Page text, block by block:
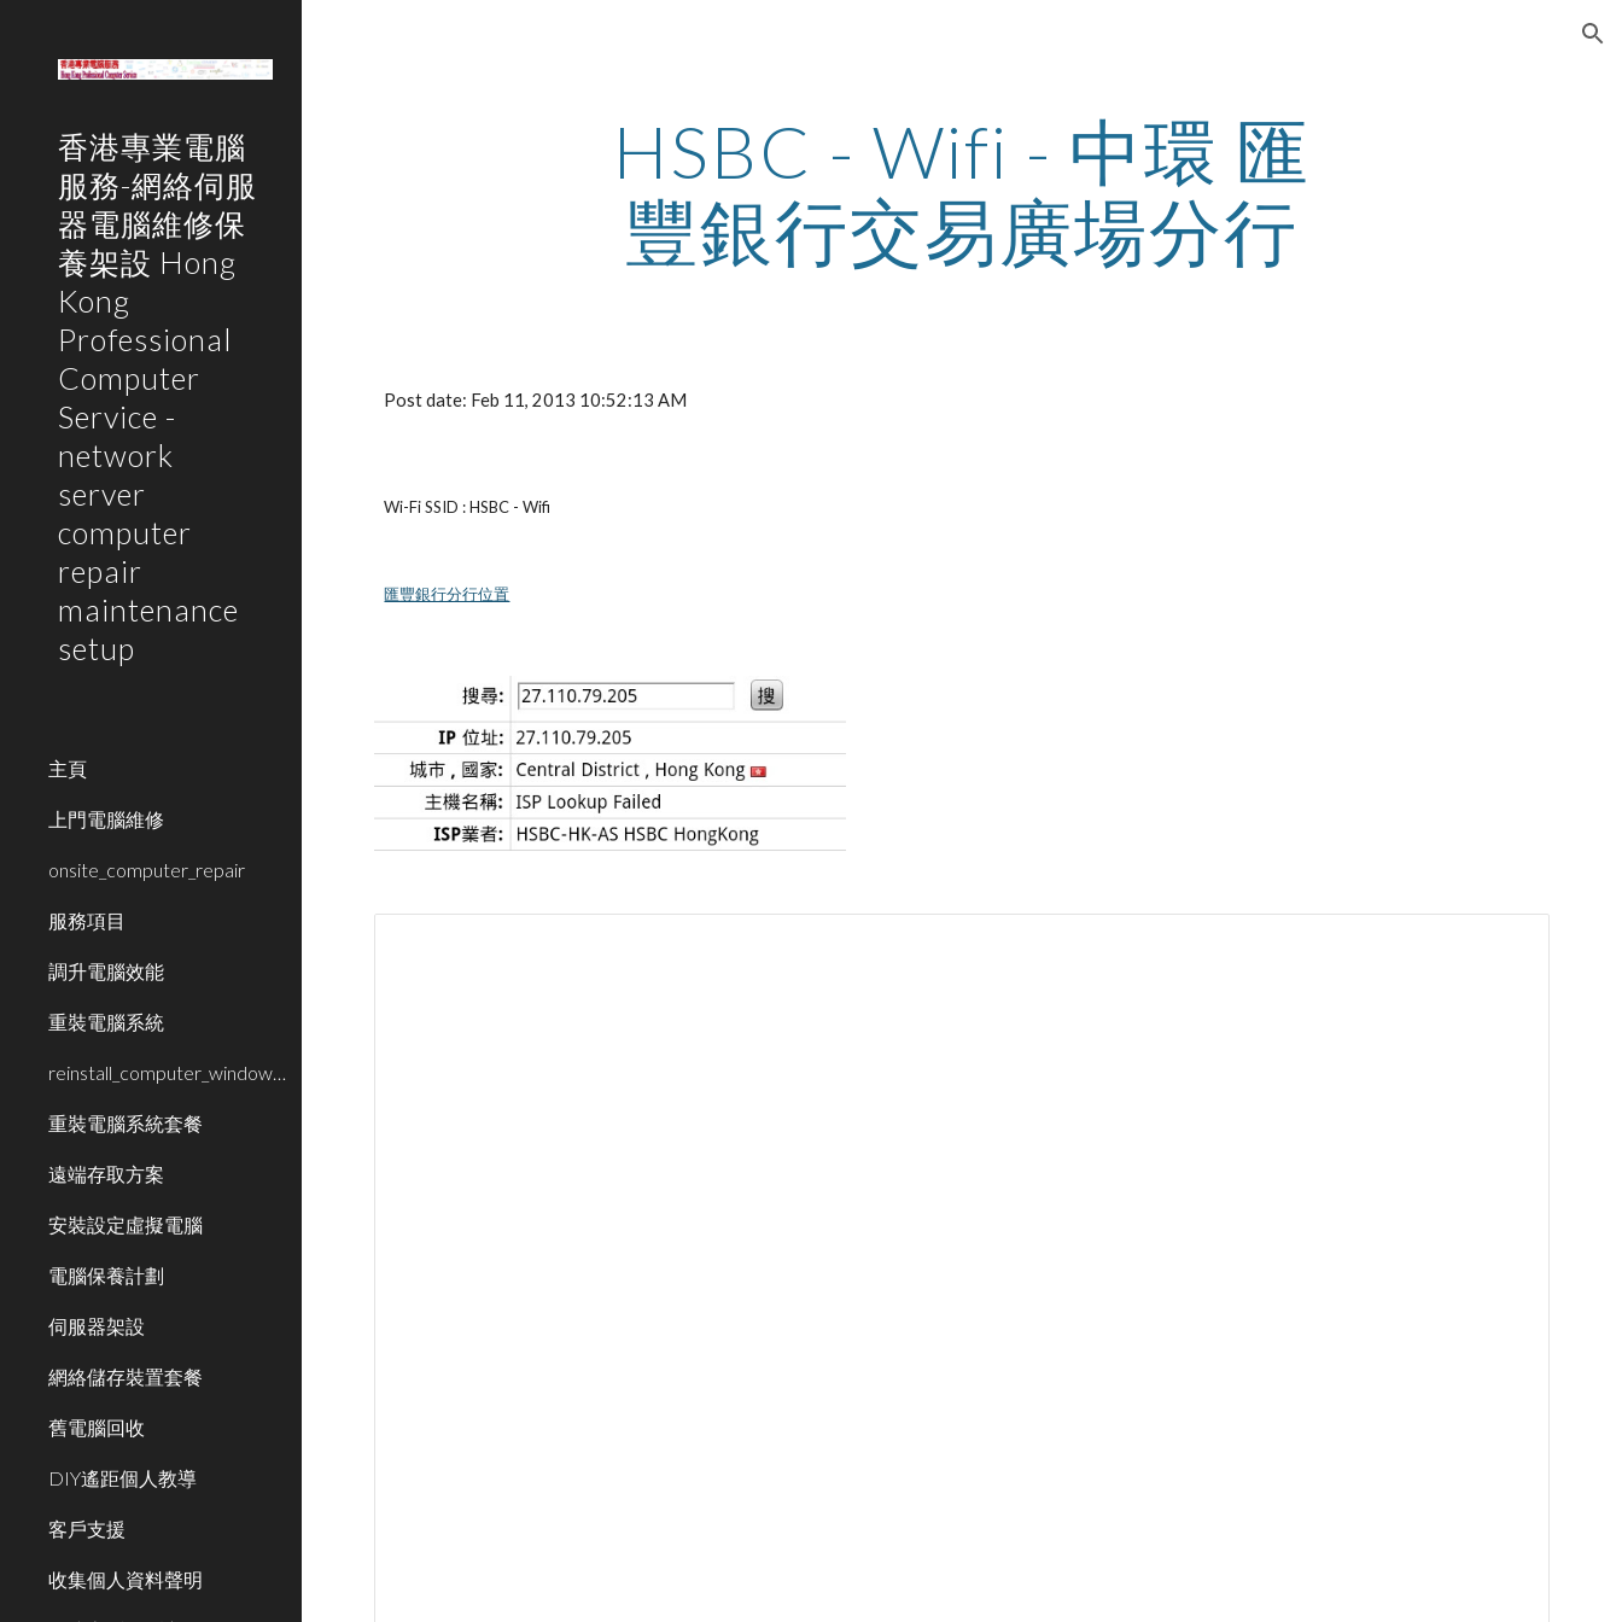
香港專業電腦
服務-網絡伺服
器電腦維修保
養架設 Hong
Kong
Professional
Computer
Service -
network
server
computer
repair
maintenance
setup
主頁
上門電腦維修
onsite_computer_repair
服務項目
調升電腦效能
重裝電腦系統
重裝電腦系統套餐
遠端存取方案
安裝設定虛擬電腦
電腦保養計劃
伺服器架設
網絡儲存裝置套餐
舊電腦回收
DIY遙距個人教導
客戶支援
收集個人資料聲明
HSBC - Wifi - 中環 匯
豐銀行交易廣場分行
Post date: Feb 11, 2013 10:52:13 AM
Wi-Fi SSID : HSBC - Wifi
匯豐銀行分行位置